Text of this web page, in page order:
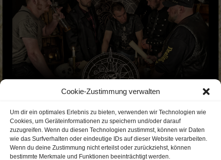
Cookie-Zustimmung verwalten
Um dir ein optimales Erlebnis zu bieten, verwenden wir Technologien wie
Cookies, um Geräteinformationen zu speichern und/oder darauf
zuzugreifen. Wenn du diesen Technologien zustimmst, können wir Daten
wie das Surfverhalten oder eindeutige IDs auf dieser Website verarbeiten.
Wenn du deine Zustimmung nicht erteilst oder zurückziehst, können
bestimmte Merkmale und Funktionen beeinträchtigt werden.